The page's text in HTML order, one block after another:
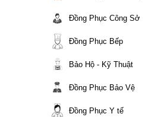
Đồng Phục Công Sở
Đồng Phục Bếp
Bảo Hộ - Kỹ Thuật
Đồng Phục Bảo Vệ
Đồng Phục Y tế